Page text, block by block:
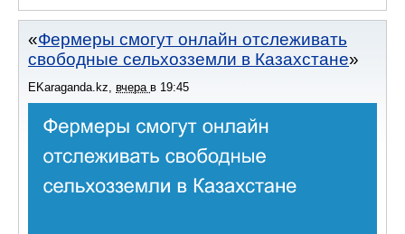
Фермеры смогут онлайн отслеживать
свободные сельхозземли в Казахстане
EKaraganda.kz вчера в 19:45